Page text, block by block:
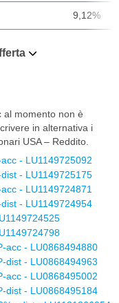
9,12%
al momento non è
in alternativa i
USA – Reddito.
- LU1149725092
- LU1149725175
- LU1149724871
- LU1149724954
acc - LU0868494880
dist - LU0868494963
acc - LU0868495002
dist - LU0868495184